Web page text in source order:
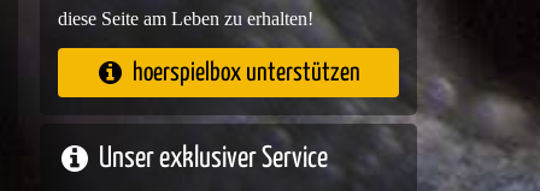
diese Seite am Leben zu erhalten!
hoerspielbox unterstützen
Unser exklusiver Service